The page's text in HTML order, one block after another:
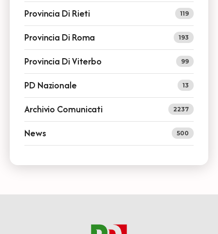
Provincia Di Rieti 119
Provincia Di Roma 193
Provincia Di Viterbo 99
PD Nazionale 13
Archivio Comunicati 2237
News 500